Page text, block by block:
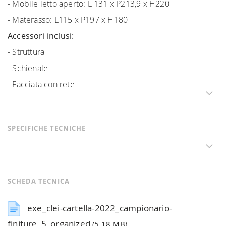
- Mobile letto aperto: L 131 x P213,9 x H220
- Materasso: L115 x P197 x H180
Accessori inclusi:
- Struttura
- Schienale
- Facciata con rete
SPECIFICHE TECNICHE
SCHEDA TECNICA
exe_clei-cartella-2022_campionario-